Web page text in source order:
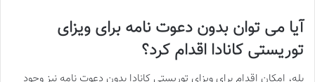
آیا می توان بدون دعوت نامه برای ویزای
توریستی کانادا اقدام کرد؟